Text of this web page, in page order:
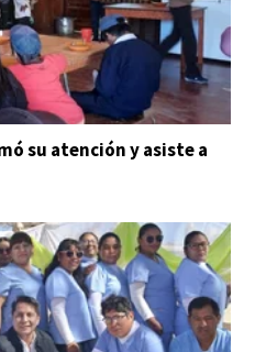
su atención y asiste a